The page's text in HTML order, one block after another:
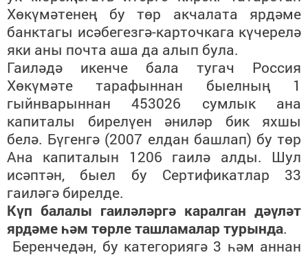
Хөкүмәтенең бу төр акчалата ярдәме
банктагы исәбегезгә-карточкага күчерелә
яки аны почта аша да алып була.
Гаиләдә икенче бала тугач Россия
Хөкүмәте тарафыннан быелның 1
гыйнварыннан 453026 сумлык ана
капиталы бирелүен әниләр бик яхшы
белә. Бүгенгә (2007 елдан башлап) бу төр
Ана капиталын 1206 гаилә алды. Шул
исәптән, быел бу Сертификатлар 33
гаиләгә бирелде.
Күп балалы гаиләләргә каралган дәүләт
ярдәме һәм төрле ташламалар турында.
Беренчедән, бу категориягә 3 һәм аннан